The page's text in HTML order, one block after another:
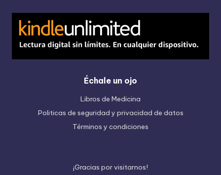
Échale un ojo
Libros de Medicina
Politicas de seguridad y privacidad de datos
Términos y condiciones
¡Gracias porvisitarnos!